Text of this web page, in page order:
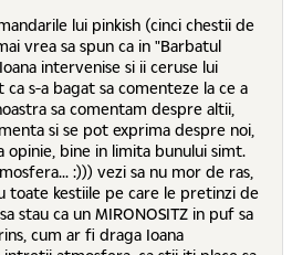
lui pinkish (cinci chestii de
vrea sa spun ca in "Barbatul
intervenise si ii ceruse lui
ca s-a bagat sa comenteze la ce a
sa comentam despre altii,
si se pot exprima despre noi,
bine in limita bunului simt.
:))) vezi sa nu mor de ras,
toate kestiile pe care le pretinzi de
stau ca un MIRONOSITZ in puf sa
cum ar fi draga Ioana